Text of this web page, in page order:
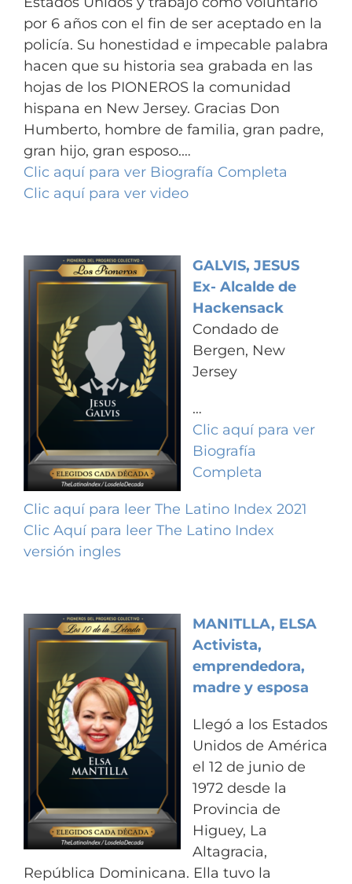
por 6 años con el fin de ser aceptado en la
policía. Su honestidad e impecable palabra
hacen que su historia sea grabada en las
hojas de los PIONEROS la comunidad
hispana en New Jersey. Gracias Don
Humberto, hombre de familia, gran padre,
gran hijo, gran esposo.…
Clic aquí para ver Biografía Completa
Clic aquí para ver video
GALVIS, JESUS
Ex- Alcalde de
Hackensack
Condado de
Bergen, New
Jersey
…
Clic aquí para ver
Biografía
Completa
Clic aquí para leer The Latino Index 2021
Clic Aquí para leer The Latino Index
versión ingles
MANITLLA, ELSA
Activista,
emprendedora,
madre y esposa
Llegó a los Estados
Unidos de América
el 12 de junio de
1972 desde la
Provincia de
Higuey, La
Altagracia,
República Dominicana. Ella tuvo la